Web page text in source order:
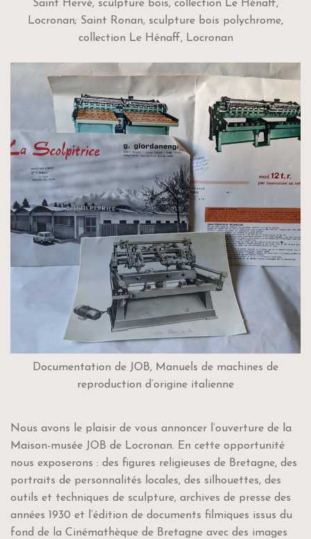
Saint Hervé, sculpture bois, collection Le Hénaff,
Locronan; Saint Ronan, sculpture bois polychrome,
collection Le Hénaff, Locronan
Documentation de JOB, Manuels de machines de
reproduction d’origine italienne
Nous avons le plaisir de vous annoncer l’ouverture de la
Maison-musée JOB de Locronan. En cette opportunité
nous exposerons : des figures religieuses de Bretagne, des
portraits de personnalités locales, des silhouettes, des
outils et techniques de sculpture, archives de presse des
années 1930 et l’édition de documents filmiques issus du
fond de la Cinémathèque de Bretagne avec des images